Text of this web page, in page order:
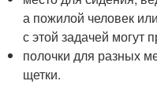
а пожилой человек
с этой задачей могут
полочки для разных
щетки.